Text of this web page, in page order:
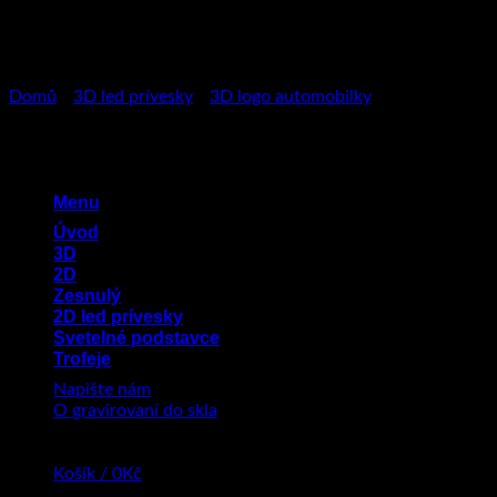
Menu
Úvod
3D
2D
Zesnulý
2D led prívesky
Svetelné podstavce
Trofeje
Napište nám
O gravirovaní do skla
Košík / 0Kč
Domů 3D led prívesky 3D logo automobilky